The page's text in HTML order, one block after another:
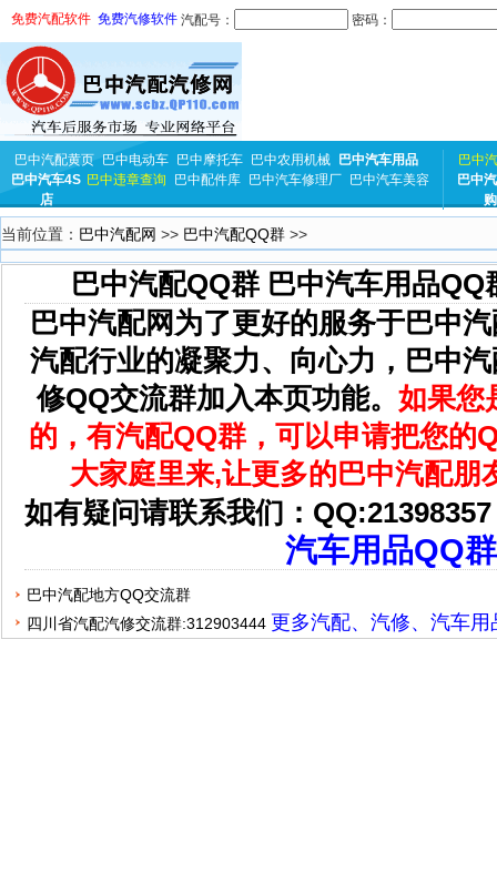
免费汽配软件 免费汽修软件 汽配号： 密码：
巴中汽配黄页 巴中电动车 巴中摩托车 巴中农用机械
巴中汽车用品
巴中汽车4S
店
巴中违章查询 巴中配件库 巴中汽车修理厂 巴中汽车美容
巴中
巴中
购
当前位置： 巴中汽配网 >> 巴中汽配QQ群 >>
巴中汽配QQ群 巴中汽车用品QQ
巴中汽配网为了更好的服务于巴中
汽配行业的凝聚力、向心力，巴中
修QQ交流群加入本页功能。 如果您
的，有汽配QQ群，可以申请把您的
大家庭里来,让更多的巴中汽配朋
如有疑问请联系我们：
汽车用品QQ群
巴中汽配地方QQ交流群
四川省汽配汽修交流群:312903444 更多汽配、汽修、汽车用